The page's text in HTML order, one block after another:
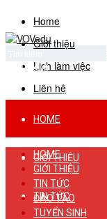
Home
Giới thiệu
Lịch làm việc
Liên hệ
No Result
View All Result
HOME
GIỚI THIỆU
TIN TỨC
HOME
GIỚI THIỆU
TIN TỨC
ĐÀO TẠO
TUYỂN SINH